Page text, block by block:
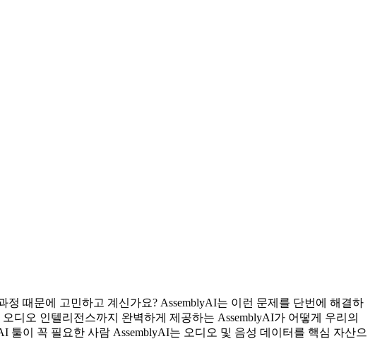
때문에 고민하고 계신가요? AssemblyAI는 이런 문제를 단번에 해결하
디오 인텔리전스까지 완벽하게 제공하는 AssemblyAI가 어떻게 우리의
이 꼭 필요한 사람 AssemblyAI는 오디오 및 음성 데이터를 핵심 자산으